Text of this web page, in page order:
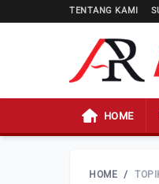
TENTANG KAMI
HOME
HOME /